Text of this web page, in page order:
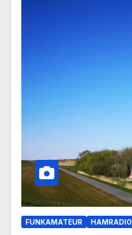
FUNKAMATEUR HAMRADIO